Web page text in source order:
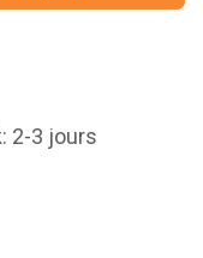
2-3 jours